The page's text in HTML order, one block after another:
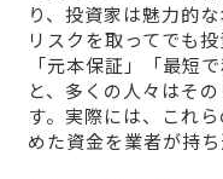
り、投資家は魅力的
リスクを取ってでも
「元本保証」「最短
と、多くの人々はそ
す。実際には、これ
めた資金を業者が持